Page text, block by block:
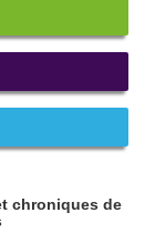
chroniques de